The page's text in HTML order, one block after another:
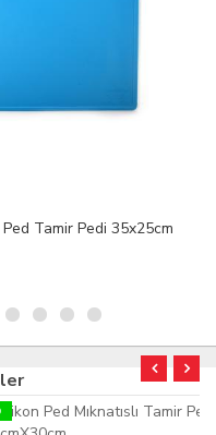
Tamir Pedi 35x25cm